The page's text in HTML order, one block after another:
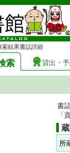
索結果書誌詳細
索 貸出・
書
「
所